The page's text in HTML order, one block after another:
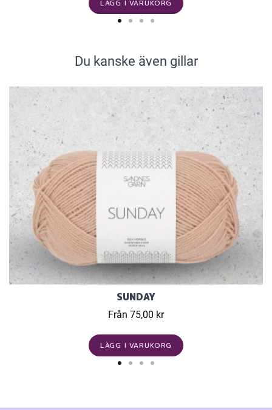
LÄGG I VARUKORG
Du kanske även gillar
SUNDAY
Från 75,00 kr
LÄGG I VARUKORG